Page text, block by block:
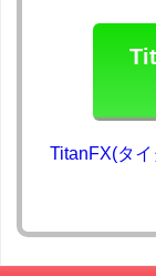
TitanFX(タイ